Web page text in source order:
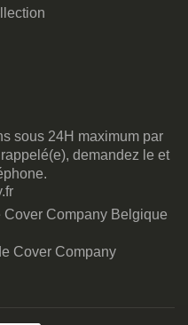
sous 24H maximum par
demandez le et
Cover Company Belgique
Cover Company